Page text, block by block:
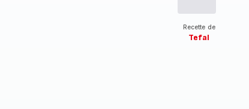
Recette de
Tefal